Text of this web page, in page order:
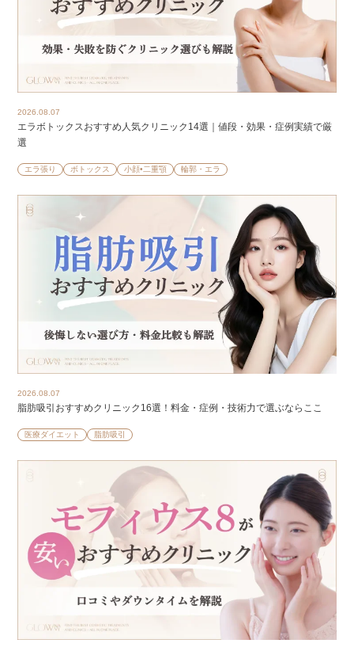
2026.08.07
エラボトックスおすすめ人気クリニック14選｜値段・効果・症例実績で厳
選
エラ張り ボトックス 小顔•二重顎 輪郭・エラ
2026.08.07
脂肪吸引おすすめクリニック16選！料金・症例・技術力で選ぶならここ
医療ダイエット 脂肪吸引